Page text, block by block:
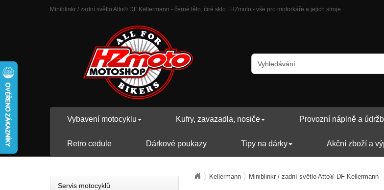
Miniblinkr / zadní světlo Atto® DF Kellermann - černé tělo, čiré sklo | HZmoto - vše pro motorkáře a jejich stroje
Vybavení motocyklu Kufry, zavazadla, nosiče Provozní náplně a
Retro cedule Dárkové poukazy Tipy na dárky Akční zboží a
Kellermann Miniblinkr / zadní světlo Atto® DF Kellermann
Servis motocyklů